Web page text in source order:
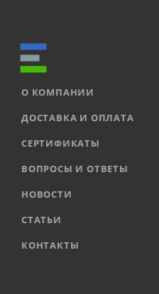
О КОМПАНИИ
ДОСТАВКА И ОПЛАТА
СЕРТИФИКАТЫ
ВОПРОСЫ И ОТВЕТЫ
НОВОСТИ
СТАТЬИ
КОНТАКТЫ